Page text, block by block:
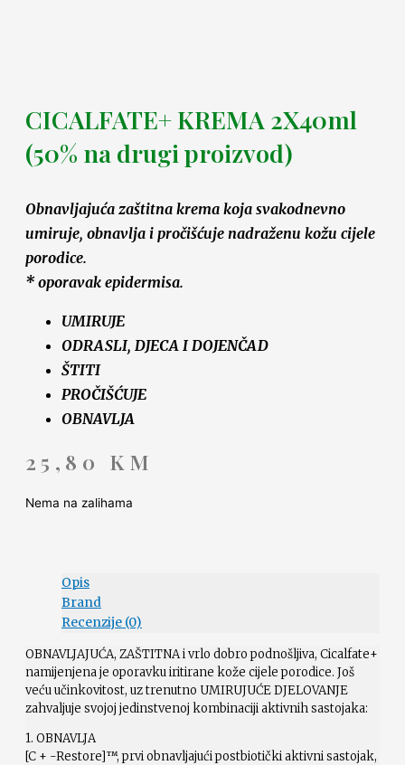
CICALFATE+ KREMA 2X40ml
(50% na drugi proizvod)
Obnavljajuća zaštitna krema koja svakodnevno
umiruje, obnavlja i pročišćuje nadraženu kožu cijele
porodice.
* oporavak epidermisa.
UMIRUJE
ODRASLI, DJECA I DOJENČAD
ŠTITI
PROČIŠĆUJE
OBNAVLJA
25,80 KM
Nema na zalihama
Opis
Brand
Recenzije (0)
OBNAVLJAJUĆA, ZAŠTITNA i vrlo dobro podnošljiva, Cicalfate+
namijenjena je oporavku iritirane kože cijele porodice. Još
veću učinkovitost, uz trenutno UMIRUJUĆE DJELOVANJE
zahvaljuje svojoj jedinstvenoj kombinaciji aktivnih sastojaka:
1. OBNAVLJA
[C + -Restore]™, prvi obnavljajući postbiotički aktivni sastojak,